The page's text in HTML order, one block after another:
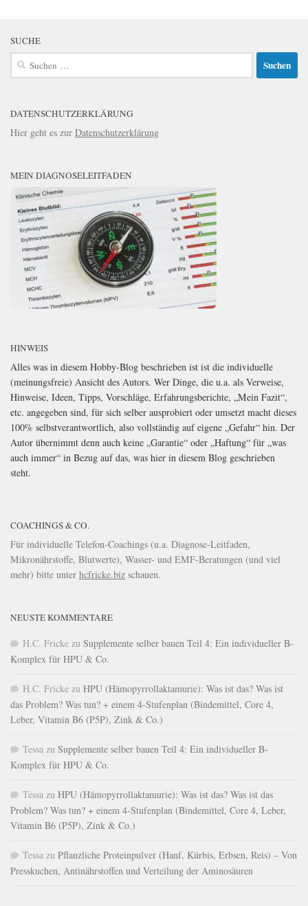
SUCHE
Suchen
nach:
DATENSCHUTZERKLÄRUNG
Hier geht es zur Datenschutzerklärung
MEIN DIAGNOSELEITFADEN
HINWEIS
Alles was in diesem Hobby-Blog beschrieben ist ist die individuelle
(meinungsfreie) Ansicht des Autors. Wer Dinge, die u.a. als Verweise,
Hinweise, Ideen, Tipps, Vorschläge, Erfahrungsberichte, „Mein Fazit“,
etc. angegeben sind, für sich selber ausprobiert oder umsetzt macht dieses
100% selbstverantwortlich, also vollständig auf eigene „Gefahr“ hin. Der
Autor übernimmt denn auch keine „Garantie“ oder „Haftung“ für „was
auch immer“ in Bezug auf das, was hier in diesem Blog geschrieben
steht.
COACHINGS & CO.
Für individuelle Telefon-Coachings (u.a. Diagnose-Leitfaden,
Mikronährstoffe, Blutwerte), Wasser- und EMF-Beratungen (und viel
mehr) bitte unter hcfricke.biz schauen.
NEUSTE KOMMENTARE
H.C. Fricke zu Supplemente selber bauen Teil 4: Ein individueller B-
Komplex für HPU & Co.
H.C. Fricke zu HPU (Hämopyrrollaktamurie): Was ist das? Was ist
das Problem? Was tun? + einem 4-Stufenplan (Bindemittel, Core 4,
Leber, Vitamin B6 (P5P), Zink & Co.)
Tessa zu Supplemente selber bauen Teil 4: Ein individueller B-
Komplex für HPU & Co.
Tessa zu HPU (Hämopyrrollaktamurie): Was ist das? Was ist das
Problem? Was tun? + einem 4-Stufenplan (Bindemittel, Core 4, Leber,
Vitamin B6 (P5P), Zink & Co.)
Tessa zu Pflanzliche Proteinpulver (Hanf, Kürbis, Erbsen, Reis) – Von
Presskuchen, Antinährstoffen und Verteilung der Aminosäuren